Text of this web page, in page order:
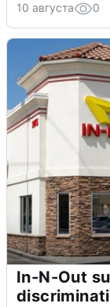
10 августа 0
In-N-Out